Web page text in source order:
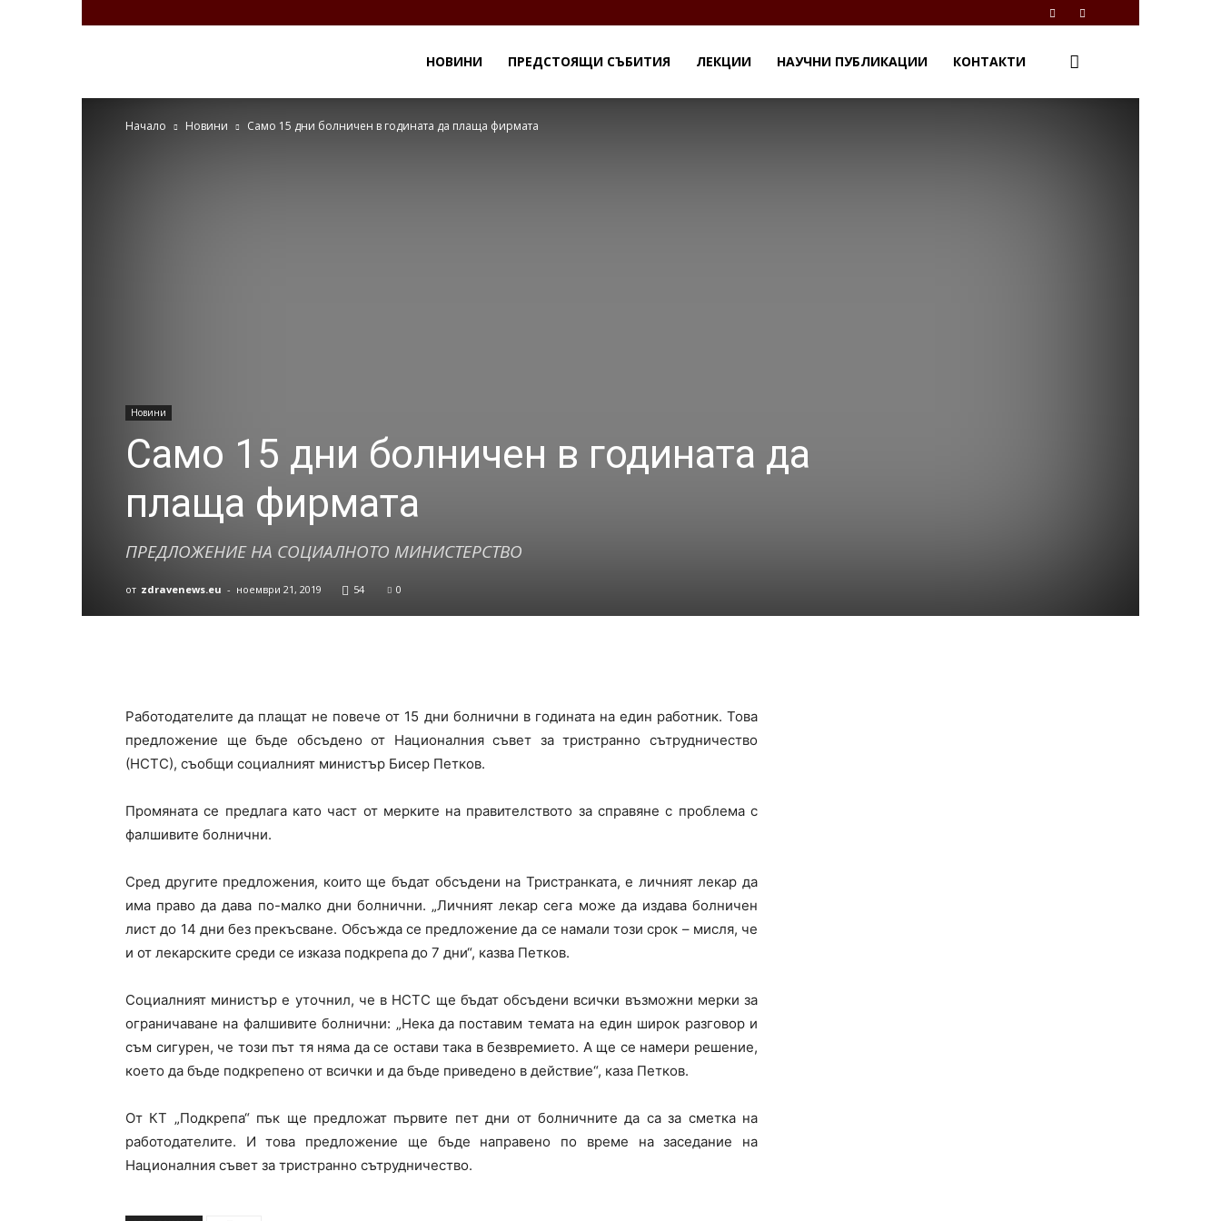
НОВИНИ ПРЕДСТОЯЩИ СЪБИТИЯ ЛЕКЦИИ НАУЧНИ ПУБЛИКАЦИИ КОНТАКТИ
Начало Новини Само 15 дни болничен в годината да плаща фирмата
Новини
Само 15 дни болничен в годината да
плаща фирмата
ПРЕДЛОЖЕНИЕ НА СОЦИАЛНОТО МИНИСТЕРСТВО
от zdravenews.eu - ноември 21, 2019 54 0
Работодателите да плащат не повече от 15 дни болнични в годината на един работник. Това
предложение ще бъде обсъдено от Националния съвет за тристранно сътрудничество
(НСТС), съобщи социалният министър Бисер Петков.
Промяната се предлага като част от мерките на правителството за справяне с проблема с
фалшивите болнични.
Сред другите предложения, които ще бъдат обсъдени на Тристранката, е личният лекар да
има право да дава по-малко дни болнични. „Личният лекар сега може да издава болничен
лист до 14 дни без прекъсване. Обсъжда се предложение да се намали този срок – мисля, че
и от лекарските среди се изказа подкрепа до 7 дни“, казва Петков.
Социалният министър е уточнил, че в НСТС ще бъдат обсъдени всички възможни мерки за
ограничаване на фалшивите болнични: „Нека да поставим темата на един широк разговор и
съм сигурен, че този път тя няма да се остави така в безвремието. А ще се намери решение,
което да бъде подкрепено от всички и да бъде приведено в действие“, каза Петков.
От КТ „Подкрепа“ пък ще предложат първите пет дни от болничните да са за сметка на
работодателите. И това предложение ще бъде направено по време на заседание на
Националния съвет за тристранно сътрудничество.